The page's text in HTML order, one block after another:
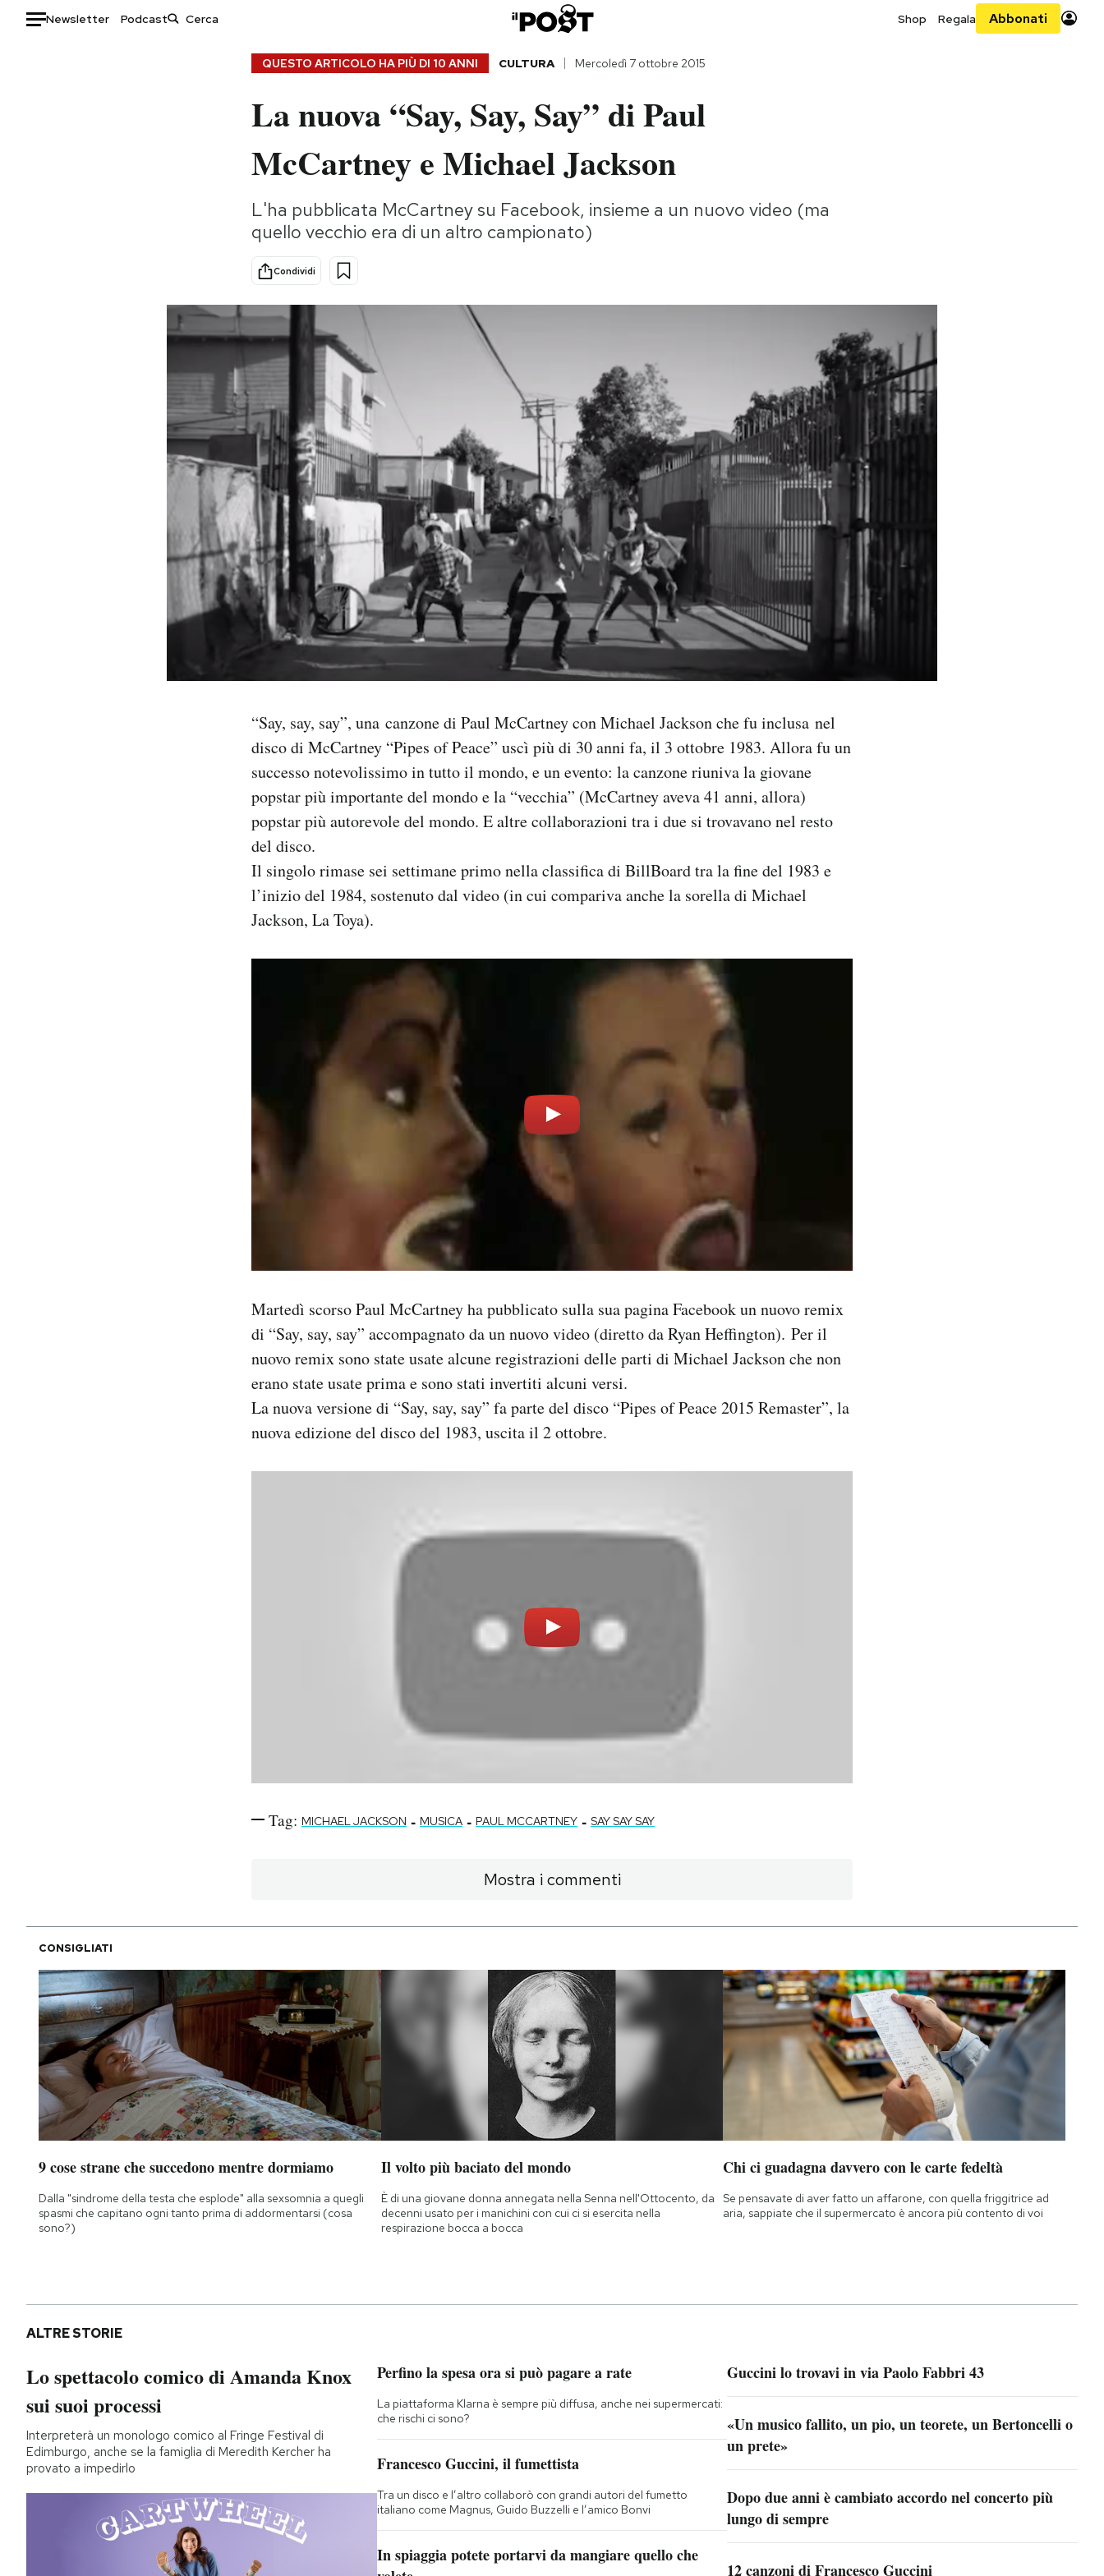
Newsletter Podcast Shop Regala Abbonati
Ok Boomer!
Altrecose
QUESTO ARTICOLO HA PIÙ DI 10 ANNI CULTURA Mercoledì 7 ottobre 2015
La nuova “Say, Say, Say” di Paul
McCartney e Michael Jackson
L'ha pubblicata McCartney su Facebook, insieme a un nuovo video (ma
quello vecchio era di un altro campionato)
Condividi
“Say, say, say”, una canzone di Paul McCartney con Michael Jackson che fu inclusa nel
disco di McCartney “Pipes of Peace” uscì più di 30 anni fa, il 3 ottobre 1983. Allora fu un
successo notevolissimo in tutto il mondo, e un evento: la canzone riuniva la giovane
popstar più importante del mondo e la “vecchia” (McCartney aveva 41 anni, allora)
popstar più autorevole del mondo. E altre collaborazioni tra i due si trovavano nel resto
del disco.
Il singolo rimase sei settimane primo nella classifica di BillBoard tra la fine del 1983 e
l’inizio del 1984, sostenuto dal video (in cui compariva anche la sorella di Michael
Jackson, La Toya).
Martedì scorso Paul McCartney ha pubblicato sulla sua pagina Facebook un nuovo remix
di “Say, say, say” accompagnato da un nuovo video (diretto da Ryan Heffington). Per il
nuovo remix sono state usate alcune registrazioni delle parti di Michael Jackson che non
erano state usate prima e sono stati invertiti alcuni versi.
La nuova versione di “Say, say, say” fa parte del disco “Pipes of Peace 2015 Remaster”, la
nuova edizione del disco del 1983, uscita il 2 ottobre.
Tag: MICHAEL JACKSON - MUSICA - PAUL MCCARTNEY - SAY SAY SAY
Mostra i commenti
CONSIGLIATI
9 cose strane che succedono mentre dormiamo
Dalla "sindrome della testa che esplode" alla sexsomnia a quegli
spasmi che capitano ogni tanto prima di addormentarsi (cosa
sono?)
Il volto più baciato del mondo
È di una giovane donna annegata nella Senna nell'Ottocento, da
decenni usato per i manichini con cui ci si esercita nella
respirazione bocca a bocca
Chi ci guadagna davvero con le carte fedeltà
Se pensavate di aver fatto un affarone, con quella friggitrice ad
aria, sappiate che il supermercato è ancora più contento di voi
ALTRE STORIE
Lo spettacolo comico di Amanda Knox
sui suoi processi
Interpreterà un monologo comico al Fringe Festival di
Edimburgo, anche se la famiglia di Meredith Kercher ha
provato a impedirlo
Perfino la spesa ora si può pagare a rate
La piattaforma Klarna è sempre più diffusa, anche nei supermercati:
che rischi ci sono?
Francesco Guccini, il fumettista
Tra un disco e l’altro collaborò con grandi autori del fumetto
italiano come Magnus, Guido Buzzelli e l’amico Bonvi
In spiaggia potete portarvi da mangiare quello che
Guccini lo trovavi in via Paolo Fabbri 43
«Un musico fallito, un pio, un teorete, un Bertoncelli o
un prete»
Dopo due anni è cambiato accordo nel concerto più
lungo di sempre
12 canzoni di Francesco Guccini